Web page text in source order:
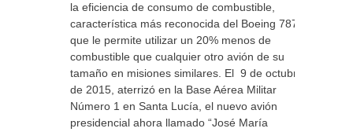
la eficiencia de consumo de combustible,
característica más reconocida del Boeing 787,
que le permite utilizar un 20% menos de
combustible que cualquier otro avión de su
tamaño en misiones similares. El 9 de octubre
de 2015, aterrizó en la Base Aérea Militar
Número 1 en Santa Lucía, el nuevo avión
presidencial ahora llamado “José María